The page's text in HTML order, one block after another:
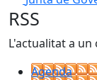
RSS
L'actualitat a un
Agenda